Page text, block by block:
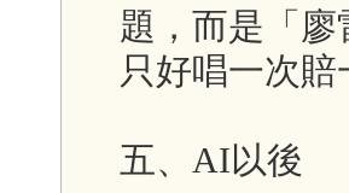
題，而是「
只好唱一次賠
五、AI以後